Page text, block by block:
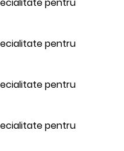
pentru
pentru
pentru